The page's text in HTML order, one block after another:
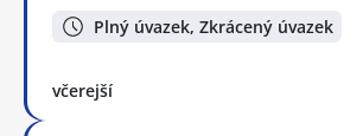
Plný úvazek, Zkrácený úvazek
včerejší